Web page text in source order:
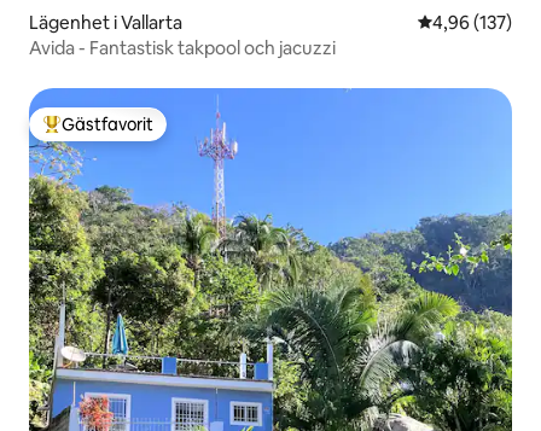
Lägenhet i Vallarta 4,96 av 5 i
4,96 (137)
Avida - Fantastisk takpool och jacuzzi
Populär gästfavorit
Gästfavorit